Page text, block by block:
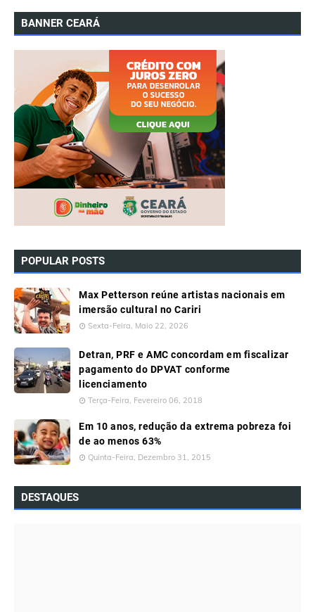
BANNER CEARÁ
POPULAR POSTS
Max Petterson reúne artistas nacionais em
imersão cultural no Cariri
Sexta-Feira, Maio 22, 2026
Detran, PRF e AMC concordam em fiscalizar
pagamento do DPVAT conforme
licenciamento
Terça-Feira, Fevereiro 06, 2018
Em 10 anos, redução da extrema pobreza foi
de ao menos 63%
Quinta-Feira, Dezembro 31, 2015
DESTAQUES